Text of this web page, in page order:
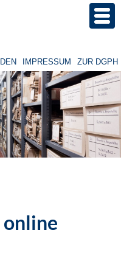
IMPRESSUM ZUR DGPH